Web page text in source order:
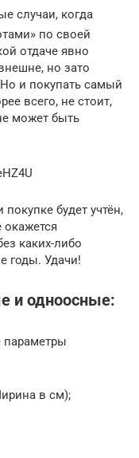
случаи, когда
по своей
отдаче явно
но зато
и покупать самый
всего, не стоит,
может быть
будет учтён,
каких-либо
годы. Удачи!
и одноосные:
параметры
в см);